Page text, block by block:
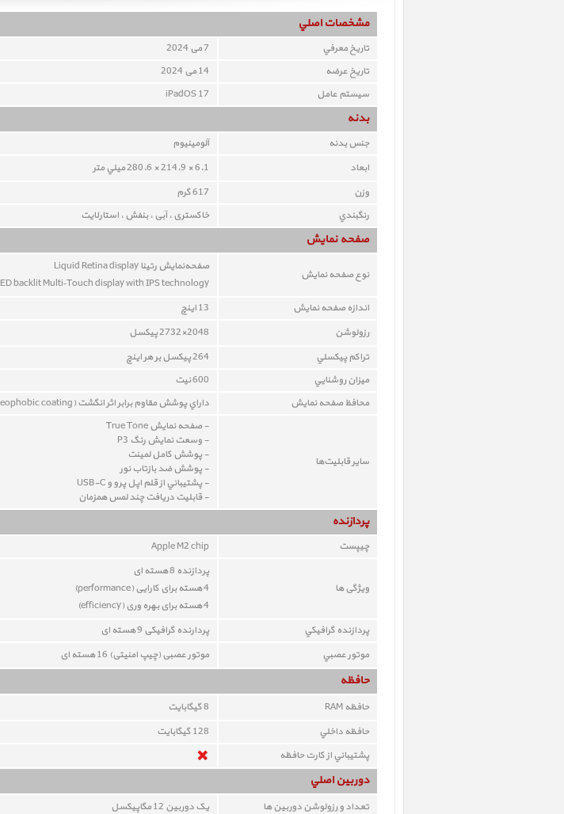
مشخصات اصلي
تاريخ معرفي
7 می 2024
تاريخ عرضه
14 می 2024
سيستم عامل
iPadOS 17
بدنه
جنس بدنه
آلومينيوم
ابعاد
6.1 × 214.9 × 280.6 ميلي متر
وزن
617 گرم
رنگبندي
خاکستری ، آبی ، بنفش ، استارلایت
صفحه نمايش
نوع صفحه نمايش
صفحه‌نمايش رتينا Liquid Retina display
backlit Multi‑Touch display with IPS technology
اندازه صفحه نمايش
13 اينچ
رزولوشن
2048×2732 پيکسل
تراکم پيکسلي
264 پيکسل بر هر اينچ
ميزان روشنايي
600 نیت
محافظ صفحه نمايش
داراي پوشش مقاوم برابر اثر انگشت (Fingerprint-resistant oleophobic coating)
ساير قابليت‌ها
- صفحه نمايش True Tone
- وسعت نمايش رنگ P3
- پوشش کامل لمينت
- پوشش ضد بازتاب نور
- پشتيباني از قلم اپل پرو و USB-C
- قابليت دريافت چند لمس همزمان
پردازنده
چيپست Apple M2 chip
ویژگی ها
پردازنده 8 هسته ای
4 هسته برای کارایی (performance)
4 هسته برای بهره وری (
efficiency
)
پردازنده گرافيکي
پردارنده گرافیکی 9 هسته ای
موتور عصبي
موتور عصبی (چیپ امنیتی) 16 هسته ای
حافظه
حافظه RAM 8گيگابايت
حافظه داخلي
128 گیگابایت
پشتيباني از کارت حافظه
دوربين اصلي
تعداد و رزولوشن دوربين ها یک دوربين 12
مگاپيکسل